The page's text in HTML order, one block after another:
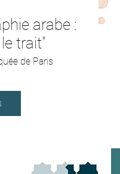
arabe :
trait"
de Paris